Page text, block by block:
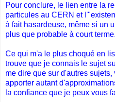
Pour conclure, le lien entre la
particules au CERN et
à fait hasardeuse, même si un
plus que probable à court
Ce qui m'a le plus choqué en
trouve que je connais le sujet
me dire que sur d'autres
apporter autant
la confiance que je peux vous